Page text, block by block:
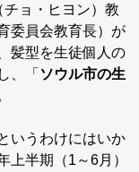
ョ・ヒヨン）教
委員会教育長）が
髪型を生徒個人の
、「 ソウル市の生
いうわけにはいか
上半期（1～6月）